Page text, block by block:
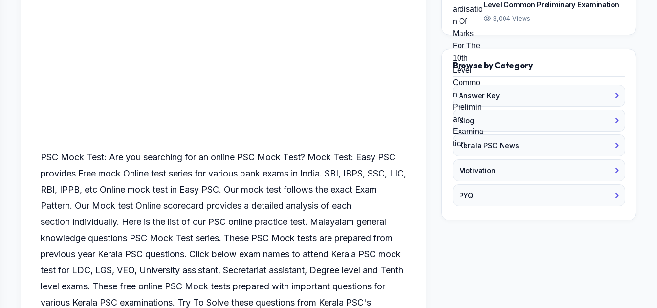
PSC Mock Test: Are you searching for an online PSC Mock Test? Mock Test: Easy PSC
provides Free mock Online test series for various bank exams in India. SBI, IBPS, SSC, LIC,
RBI, IPPB, etc Online mock test in Easy PSC. Our mock test follows the exact Exam
Pattern. Our Mock test Online scorecard provides a detailed analysis of each
section individually. Here is the list of our PSC online practice test. Malayalam general
knowledge questions PSC Mock Test series. These PSC Mock tests are prepared from
previous year Kerala PSC questions. Click below exam names to attend Kerala PSC mock
test for LDC, LGS, VEO, University assistant, Secretariat assistant, Degree level and Tenth
level exams. These free online PSC Mock tests prepared with important questions for
various Kerala PSC examinations. Try To Solve these questions from Kerala PSC's
Level Common Preliminary Examination
3,004 Views
Browse by Category
Answer Key
Blog
Kerala PSC News
Motivation
PYQ